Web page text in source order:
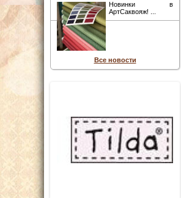
Новинки в
АртСаквояж! ...
Все новости